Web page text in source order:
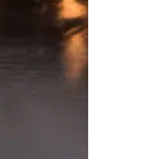
el tacto o desliza el dedo.